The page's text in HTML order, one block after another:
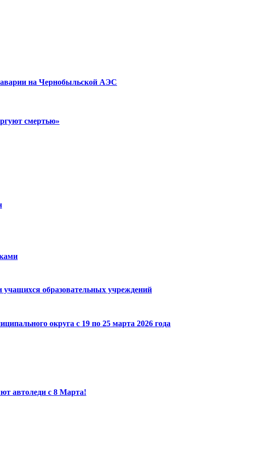
на Чернобыльской АЭС
смертью»
образовательных учреждений
округа с 19 по 25 марта 2026 года
автоледи с 8 Марта!